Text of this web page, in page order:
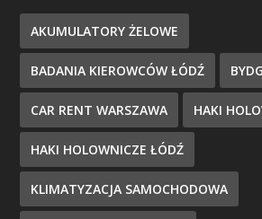
AKUMULATORY ŻELOWE
BADANIA KIEROWCÓW ŁÓDŹ
CAR RENT WARSZAWA HAKI
HAKI HOLOWNICZE ŁÓDŹ
KLIMATYZACJA SAMOCHODOWA